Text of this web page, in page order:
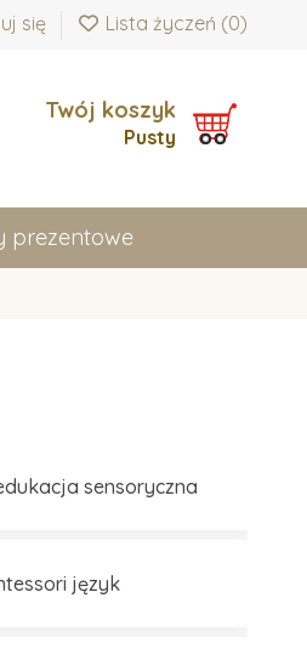
się Lista życzeń (0)
Twój koszyk
Pusty
prezentowe
sensoryczna
język